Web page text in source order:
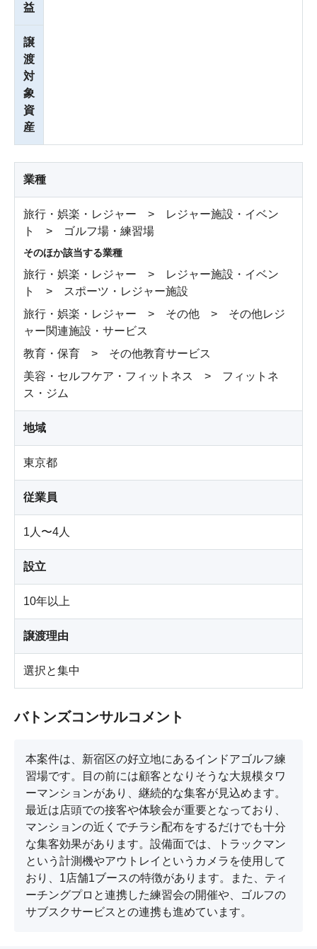
益
譲
渡
対
象
資
産
業種
旅行・娯楽・レジャー > レジャー施設・イベン
ト > ゴルフ場・練習場
そのほか該当する業種
旅行・娯楽・レジャー > レジャー施設・イベン
ト > スポーツ・レジャー施設
旅行・娯楽・レジャー > その他 > その他レジ
ャー関連施設・サービス
教育・保育 > その他教育サービス
美容・セルフケア・フィットネス > フィットネ
ス・ジム
地域
東京都
従業員
1人〜4人
設立
10年以上
譲渡理由
選択と集中
バトンズコンサルコメント
本案件は、新宿区の好立地にあるインドアゴルフ練
習場です。目の前には顧客となりそうな大規模タワ
ーマンションがあり、継続的な集客が見込めます。
最近は店頭での接客や体験会が重要となっており、
マンションの近くでチラシ配布をするだけでも十分
な集客効果があります。設備面では、トラックマン
という計測機やアウトレイというカメラを使用して
おり、1店舗1ブースの特徴があります。また、ティ
ーチングプロと連携した練習会の開催や、ゴルフの
サブスクサービスとの連携も進めています。